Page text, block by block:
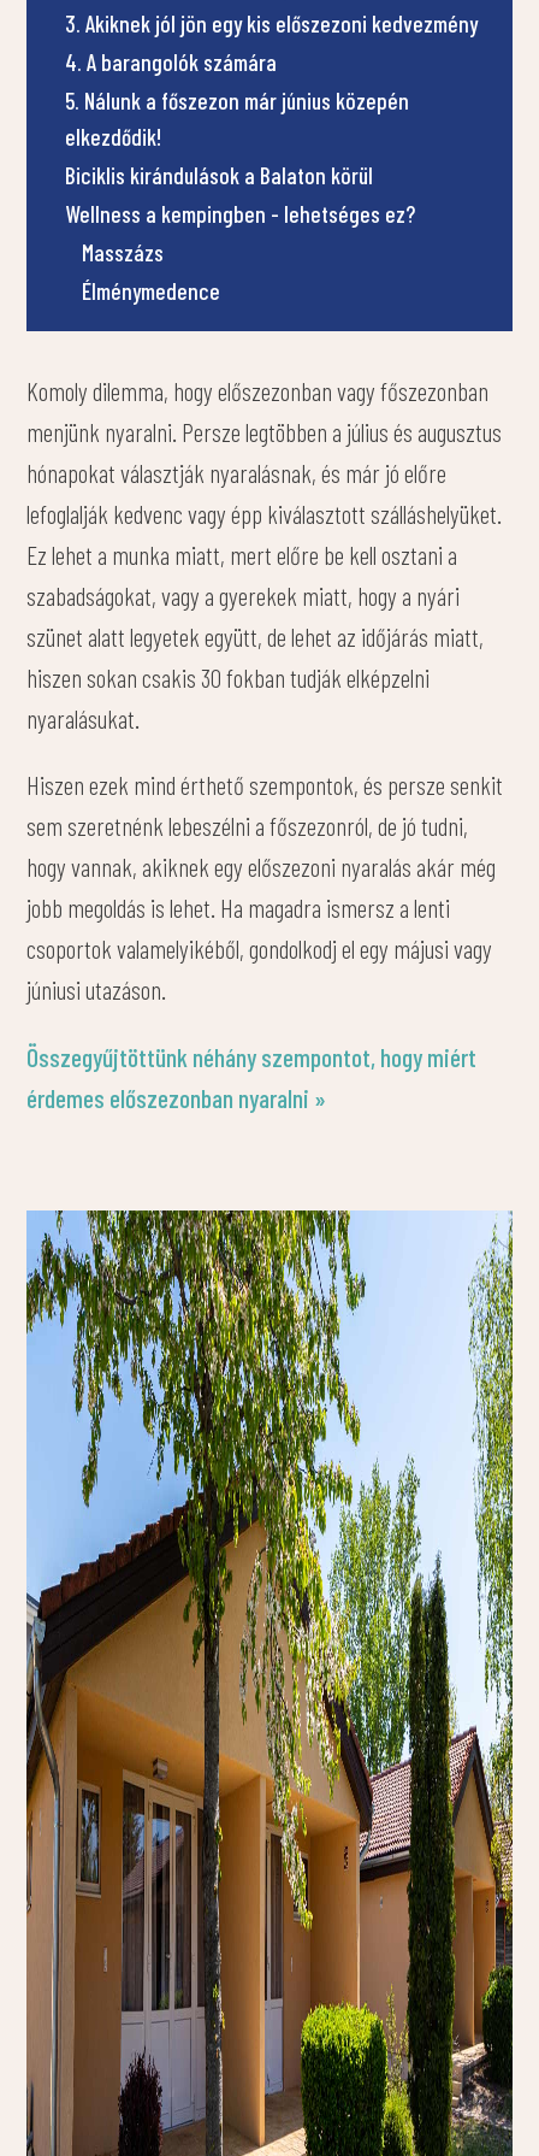
3. Akiknek jól jön egy kis előszezoni kedvezmény
4. A barangolók számára
5. Nálunk a főszezon már június közepén
elkezdődik!
Biciklis kirándulások a Balaton körül
Wellness a kempingben - lehetséges ez?
Masszázs
Élménymedence
Komoly dilemma, hogy előszezonban vagy főszezonban
menjünk nyaralni. Persze legtöbben a július és augusztus
hónapokat választják nyaralásnak, és már jó előre
lefoglalják kedvenc vagy épp kiválasztott szálláshelyüket.
Ez lehet a munka miatt, mert előre be kell osztani a
szabadságokat, vagy a gyerekek miatt, hogy a nyári
szünet alatt legyetek együtt, de lehet az időjárás miatt,
hiszen sokan csakis 30 fokban tudják elképzelni
nyaralásukat.
Hiszen ezek mind érthető szempontok, és persze senkit
sem szeretnénk lebeszélni a főszezonról, de jó tudni,
hogy vannak, akiknek egy előszezoni nyaralás akár még
jobb megoldás is lehet. Ha magadra ismersz a lenti
csoportok valamelyikéből, gondolkodj el egy májusi vagy
júniusi utazáson.
Összegyűjtöttünk néhány szempontot, hogy miért
érdemes előszezonban nyaralni »